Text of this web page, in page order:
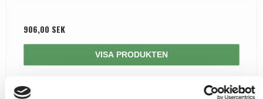
906,00 SEK
VISA PRODUKTEN